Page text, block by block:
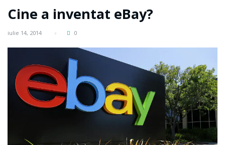
Cine a inventat eBay?
iulie 14, 2014 0